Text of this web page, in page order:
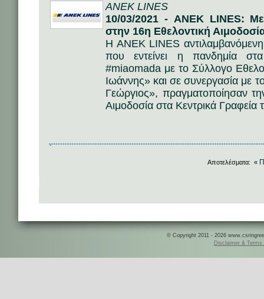
ANEK LINES
10/03/2021 - ΑΝΕΚ LINES:
στην 16η Εθελοντική
Η ΑΝΕΚ LINES αντιλαμβανόμενη
που εντείνει η πανδημία
#miaomada με το Σύλλογο
Ιωάννης» και σε συνεργασία με
Γεώργιος», πραγματοποίησαν
Αιμοδοσία στα Κεντρικά Γραφεία
Αποτελέσματα: «
© Copyright 2011 - 2026
Disclaimer & Terms